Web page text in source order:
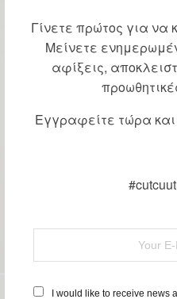
Γίνετε πρώτος για να
Μείνετε
αφίξεις,
Εγγραφείτε τώρα και
I would like to receive news